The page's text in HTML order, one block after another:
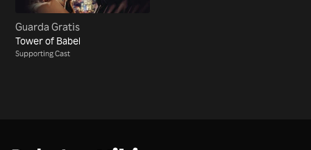
Guarda Gratis
Tower of Babel
Supporting Cast